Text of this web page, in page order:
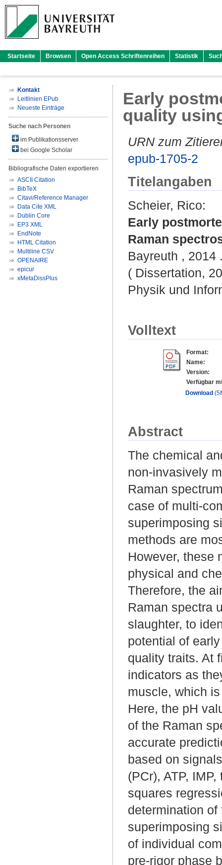
Startseite Browsen Open Access Schriftenreihen Statistik
Kontakt
Leitlinien EPub
Neueste Einträge
Suche nach Personen
im Publikationsserver
bei Google Scholar
Bibliografische Daten exportieren
ASCII Citation
BibTeX
Citavi/Reference Manager
Data Cite XML
Dublin Core
EP3 XML
EndNote
HTML Citation
Multiline CSV
OPENAIRE
epicur
xMetaDissPlus
Early
quality
URN zum
epub-1705-2
Titelangaben
Scheier, Rico:
Early
Raman
Bayreuth , 2014
( Dissertation,
Physik und
Volltext
Format:
Name:
Version:
Verfügbar
Download
Abstract
The chemical
non-invasively
Raman
case of multi-
superimposing
methods are
However, these
physical and
Therefore, the
Raman spectra
slaughter, to
potential of
quality traits. At
indicators as
muscle, which
Here, the pH
of the Raman
accurate
based on
(PCr), ATP,
squares
determination
superimposing
of individual
pre-rigor phase